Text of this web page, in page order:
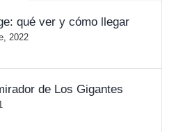
qué ver y cómo llegar
2022
de Los Gigantes